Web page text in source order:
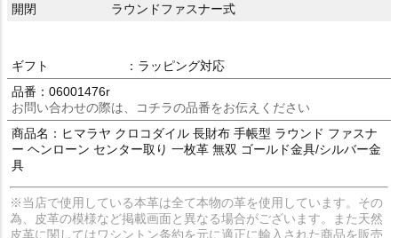
開閉
ラウンドファスナー式
ギフト
：ラッピング対応
品番：06001476r
お問い合わせの際は、コチラの品番をお伝えください
商品名：ヒマラヤ クロコダイル 長財布 手帳型 ラウンド ファスナ
ー ヘンローン センター取り 一枚革 無双 ゴールド金具/シルバー金
具
※当店で使用している本革は全て本物の革を使用しています。その
為、皮革の模様など掲載画面と異なる場合がございます。また天然
皮革に関してはワシントン条約を元に適正に輸入された商品を販売